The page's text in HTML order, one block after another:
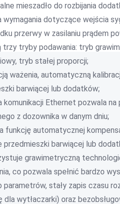
mieszadło do rozbijania
wymagania dotyczące wejścia
przerwy w zasilaniu prądem
trzy tryby podawania: tryb
tryb stałej proporcji;
ważenia, automatyczną
barwiącej lub dodatków;
komunikacji Ethernet pozwala
z dozownika w danym dniu;
funkcję automatycznej
przedmieszki barwiącej lub
grawimetryczną
co pozwala spełnić bardzo
parametrów, stały zapis czasu
dla wytłaczarki) oraz